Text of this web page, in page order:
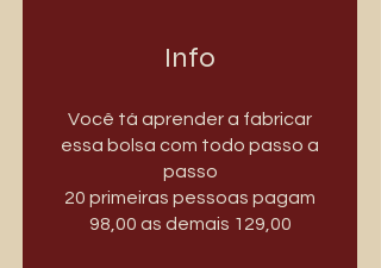
Info
Você tá aprender a fabricar
essa bolsa com todo passo a
passo
20 primeiras pessoas pagam
98,00 as demais 129,00